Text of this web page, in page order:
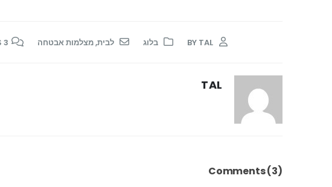
TAL בלוג לבית,מצלמות אבטחה 3 COMMENTS
TAL
Comments (3)